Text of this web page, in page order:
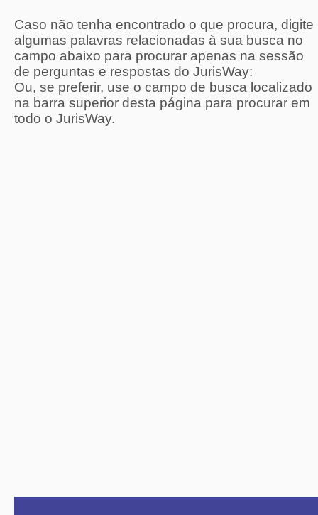
Caso não tenha encontrado o que procura, digite
algumas palavras relacionadas à sua busca no
campo abaixo para procurar apenas na sessão
de perguntas e respostas do JurisWay:
Ou, se preferir, use o campo de busca localizado
na barra superior desta página para procurar em
todo o JurisWay.